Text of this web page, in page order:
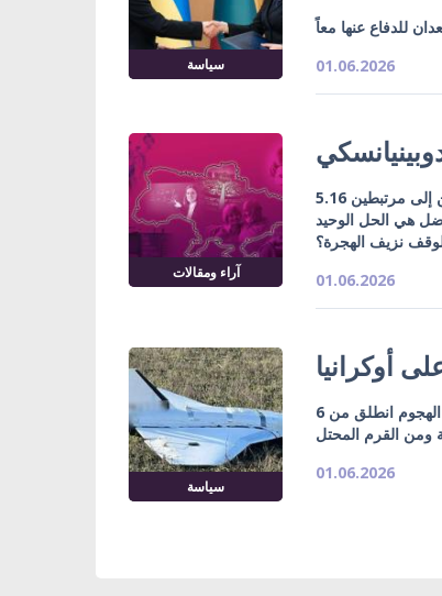
سياسة
للدفاع عنها معاً
01.06.2026
آراء ومقالات
5.16 مليون لاجئ قد يبقون في أوروبا حتى 2029: كيف يقسم الحرب الأوكرانيين إلى مرتبطين
هي الحل الوحيد
نزيف الهجرة؟
01.06.2026
سياسة
القوات الجوية: إصابة 27 مسيرة في 18 موقعاً وسقوط شظايا في 12 موقعاً - الهجوم انطلق من 6
ومن القرم المحتل
01.06.2026